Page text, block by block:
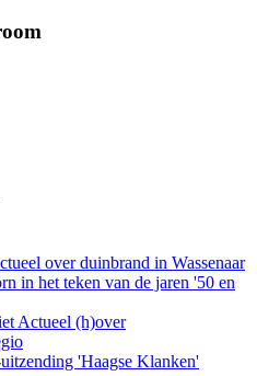
over duinbrand in Wassenaar
in het teken van de jaren '50 en
Actueel (h)over
'Haagse Klanken'